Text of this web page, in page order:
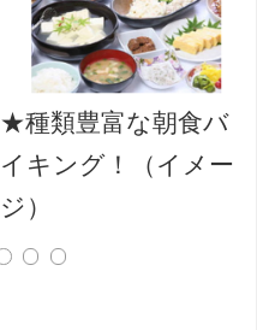
★種類豊富な朝食バ
イキング！（イメー
ジ）